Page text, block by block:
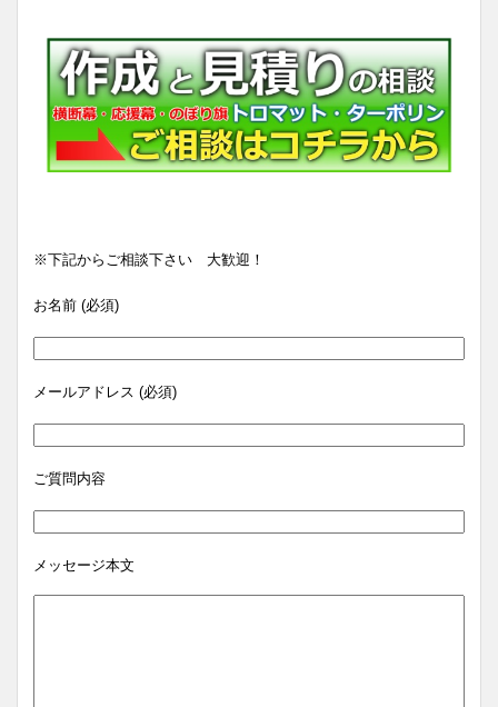
※下記からご相談下さい 大歓迎！
お名前 (必須)
メールアドレス (必須)
ご質問内容
メッセージ本文